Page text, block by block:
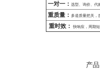
一对一： 选型、询价、代
重质量： 多道质量把关，
重时效： 快响应，周期
产